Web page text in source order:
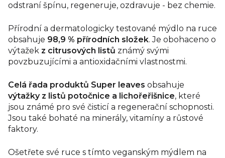
odstraní špínu, regeneruje, ozdravuje - bez chemie.
Přírodní a dermatologicky testované mýdlo na ruce
obsahuje 98,9 % přírodních složek. Je obohaceno o
výtažek z citrusových listů známý svými
povzbuzujícími a antioxidačními vlastnostmi.
Celá řada produktů Super leaves obsahuje
výtažky z listů potočnice a lichořeřišnice, které
jsou známé pro své čisticí a regenerační schopnosti.
Jsou také bohaté na minerály, vitamíny a růstové
faktory.
Ošetřete své ruce s tímto veganským mýdlem na